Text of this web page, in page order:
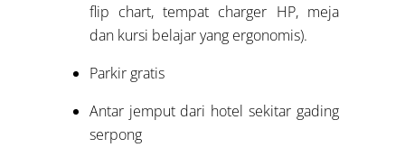
flip chart, tempat charger HP, meja
dan kursi belajar yang ergonomis).
Parkir gratis
Antar jemput dari hotel sekitar gading
serpong